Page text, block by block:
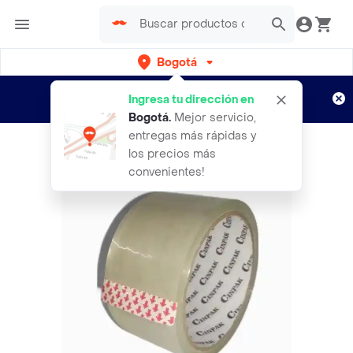
Bogotá
Ingresa tu dirección en
Bogotá. Mejor servicio,
entregas más rápidas y
los precios más
convenientes!
envíos gratis por semanas
Aplican TyC